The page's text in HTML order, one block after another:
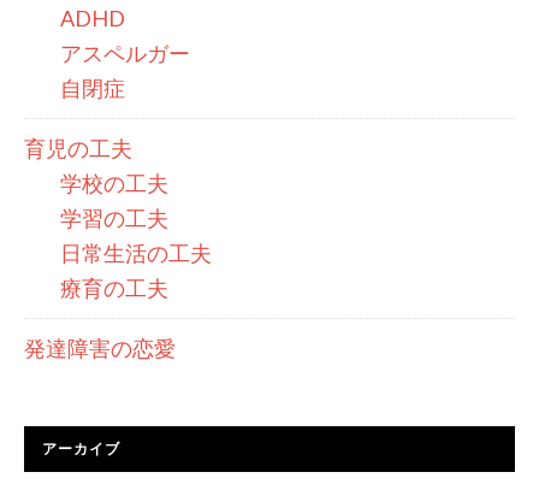
ADHD
アスペルガー
自閉症
育児の工夫
学校の工夫
学習の工夫
日常生活の工夫
療育の工夫
発達障害の恋愛
アーカイブ